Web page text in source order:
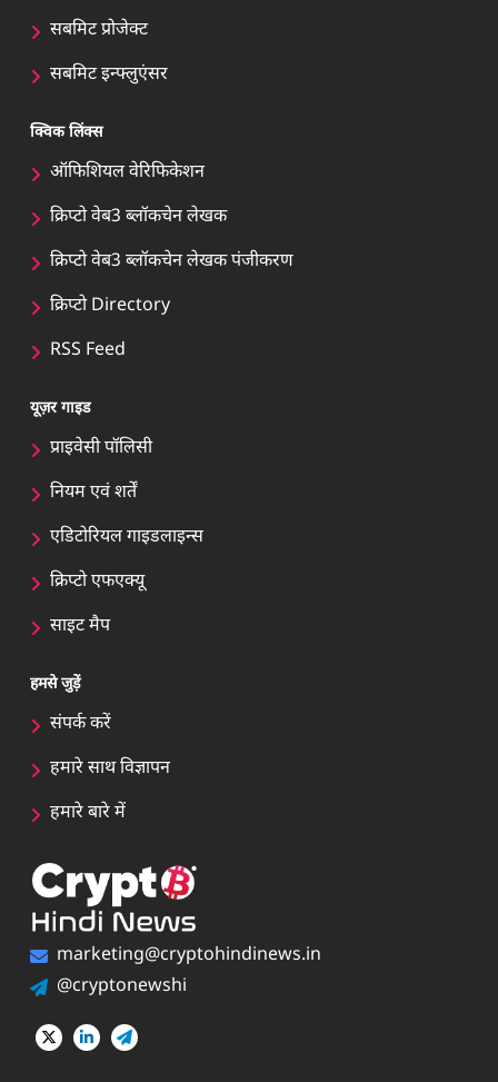
सबमिट प्रोजेक्ट
सबमिट इन्फ्लुएंसर
क्विक लिंक्स
ऑफिशियल वेरिफिकेशन
क्रिप्टो वेब3 ब्लॉकचेन लेखक
क्रिप्टो वेब3 ब्लॉकचेन लेखक पंजीकरण
क्रिप्टो Directory
RSS Feed
यूज़र गाइड
प्राइवेसी पॉलिसी
नियम एवं शर्तें
एडिटोरियल गाइडलाइन्स
क्रिप्टो एफएक्यू
साइट मैप
हमसे जुड़ें
संपर्क करें
हमारे साथ विज्ञापन
हमारे बारे में
marketing@cryptohindinews.in
@cryptonewshi